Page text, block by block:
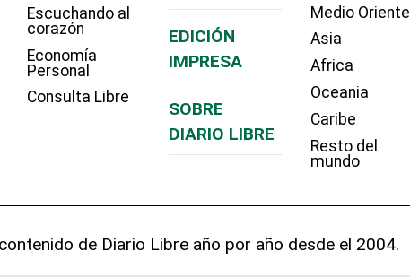
Escuchando al
corazón
Economía
Personal
Consulta Libre
EDICIÓN
IMPRESA
SOBRE
DIARIO LIBRE
Medio Oriente
Asia
Africa
Oceania
Caribe
Resto del
mundo
de Diario Libre año por año desde el 2004.